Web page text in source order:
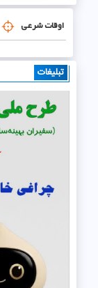
اوقات شرعی
تبلیغات